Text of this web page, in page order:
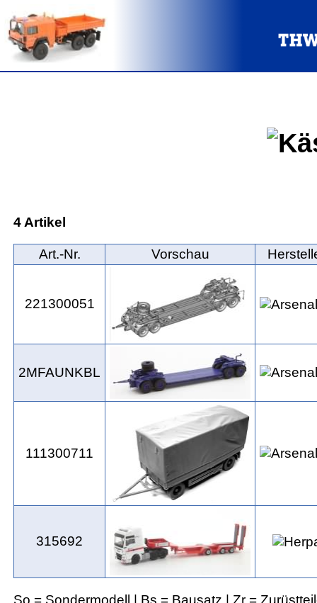
4 Artikel
Art.‑Nr. Vorschau
221300051
2MFAUNKBL
111300711
315692
So = Sondermodell | Bs = Bausatz | Zr =